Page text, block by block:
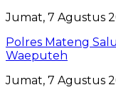
Jumat, 7 Agustus
Polres Mateng
Waeputeh
Jumat, 7 Agustus